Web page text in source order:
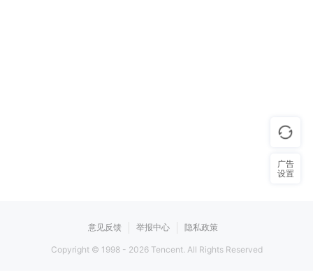
意见反馈 举报中心 隐私政策
Copyright © 1998 - 2026Tencent. All Rights Reserved
广告
设置